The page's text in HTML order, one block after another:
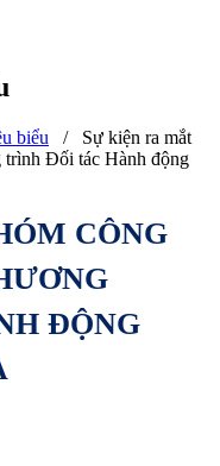
biểu / Sự kiện ra mắt
trình Đối tác Hành động
CÔNG
ĐỘNG